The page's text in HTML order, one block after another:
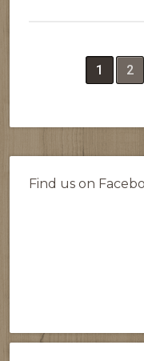
1 2
Find us on